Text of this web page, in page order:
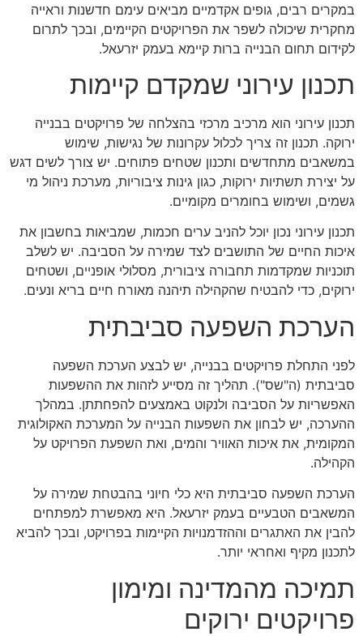
במקרים רבים, גופים אקדמיים מביאים עימם חדשנות וראייה
מחקרית שיכולה לשפר את הפרויקטים הקיימים, ובכך לתרום
לקידום תחום הבנייה ברות קיימא בעמק יזרעאל.
תכנון עירוני שמקדם קיימות
תכנון עירוני הוא מרכיב מרכזי בהצלחה של פרויקטים בבנייה
ירוקה. תכנון זה צריך לכלול עקרונות של נגישות, שימוש
במשאבים מתחדשים ותכנון שטחים פתוחים. יש צורך לשים דגש
על יצירת תשתיות ירוקות, כגון גינות ציבוריות, מערכת ניהול מי
גשמים, ושימוש בחומרים מקומיים.
תכנון עירוני נכון יוכל להניב ערים חכמות, שמביאות בחשבון את
איכות החיים של התושבים לצד שמירה על הסביבה. יש לשלב
תוכניות שמקדמות תחבורה ציבורית, מסלולי אופניים, ושטחים
ירוקים, כדי להבטיח שהקהילה תיהנה מאורח חיים בריא ונעים.
הערכת השפעה סביבתית
לפני התחלת פרויקטים בבנייה, יש לבצע הערכת השפעה
סביבתית (ה"שס"). תהליך זה מסייע לזהות את ההשפעות
האפשריות על הסביבה ולנקוט באמצעים להפחתתן. במהלך
ההערכה, יש לבחון את השפעות הבנייה על המערכת האקולוגית
המקומית, את איכות האוויר והמים, ואת השפעת הפרויקט על
הקהילה.
הערכת השפעה סביבתית היא כלי חיוני בהבטחת שמירה על
המשאבים הטבעיים בעמק יזרעאל. היא מאפשרת למפתחים
להבין את האתגרים וההזדמנויות הקיימות בפרויקט, ובכך להביא
לתכנון מקיף ואחראי יותר.
תמיכה מהמדינה ומימון
פרויקטים ירוקים